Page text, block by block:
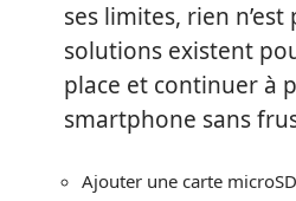
ses limites, rien
solutions existent
place et continuer à
smartphone sans
Ajouter une carte